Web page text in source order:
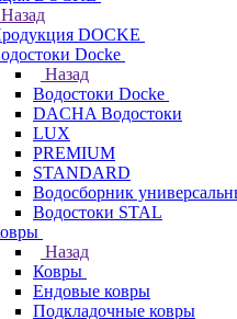
Назад
DOCKE
Docke
Назад
Водостоки Docke
DACHA Водостоки
LUX
PREMIUM
STANDARD
Водосборник
Водостоки STAL
Назад
Ковры
Ендовые ковры
Подкладочные ковры